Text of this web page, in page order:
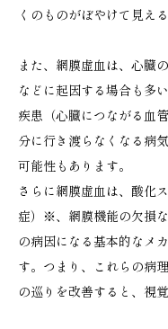
くのものがぼやけて見え
また、網膜虚血は、心臓
などに起因する場合も多
疾患（心臓につながる血
分に行き渡らなくなる病
可能性もあります。
さらに網膜虚血は、酸化
症）※、網膜機能の欠損
の病因になる基本的なメ
す。つまり、これらの病
の巡りを改善すると、視